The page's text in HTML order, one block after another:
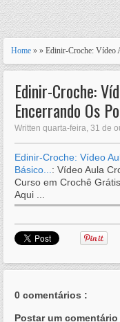
Home » » Edinir-Croche: Vídeo
Edinir-Croche:
Encerrando Os
Written quarta-feira, 31 de
Edinir-Croche: Vídeo
Básico... : Vídeo Aula
Curso em Crochê
Aqui ...
0 comentários :
Postar um comentário